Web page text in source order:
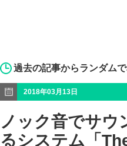
過去の記事からランダム
2018年03月13日
ノック音でサウ
るシステム「